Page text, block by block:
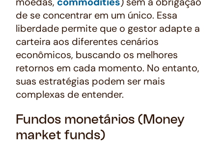
de se concentrar em um único. Essa
liberdade permite que o gestor adapte a
carteira aos diferentes cenários
econômicos, buscando os melhores
retornos em cada momento. No entanto,
suas estratégias podem ser mais
complexas de entender.
Fundos monetários (Money
market funds)